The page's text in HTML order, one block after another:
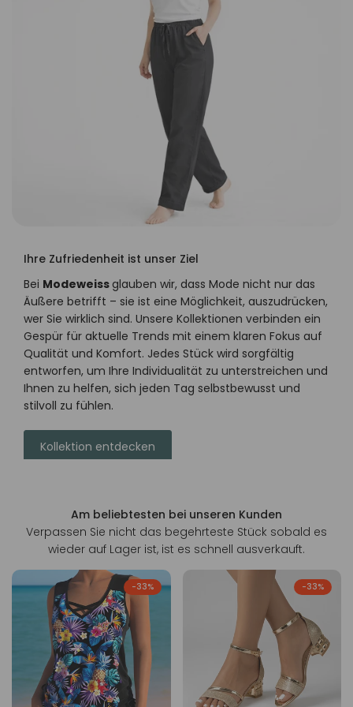
Ihre Zufriedenheit ist unser Ziel
Bei Modeweissglauben wir, dass Mode nicht nur das
Äußere betrifft – sie ist eine Möglichkeit, auszudrücken,
wer Sie wirklich sind. Unsere Kollektionen verbinden ein
Gespür für aktuelle Trends mit einem klaren Fokus auf
Qualität und Komfort. Jedes Stück wird sorgfältig
entworfen, um Ihre Individualität zu unterstreichen und
Ihnen zu helfen, sich jeden Tag selbstbewusst und
stilvoll zu fühlen.
Kollektion entdecken
Am beliebtesten bei unseren Kunden
Verpassen Sie nicht das begehrteste Stück sobald es
wieder auf Lager ist, ist es schnell ausverkauft.
-33% -33%